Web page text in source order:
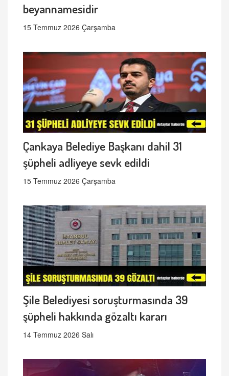
beyannamesidir
15 Temmuz 2026 Çarşamba
Çankaya Belediye Başkanı dahil 31
şüpheli adliyeye sevk edildi
15 Temmuz 2026 Çarşamba
Şile Belediyesi soruşturmasında 39
şüpheli hakkında gözaltı kararı
14 Temmuz 2026 Salı